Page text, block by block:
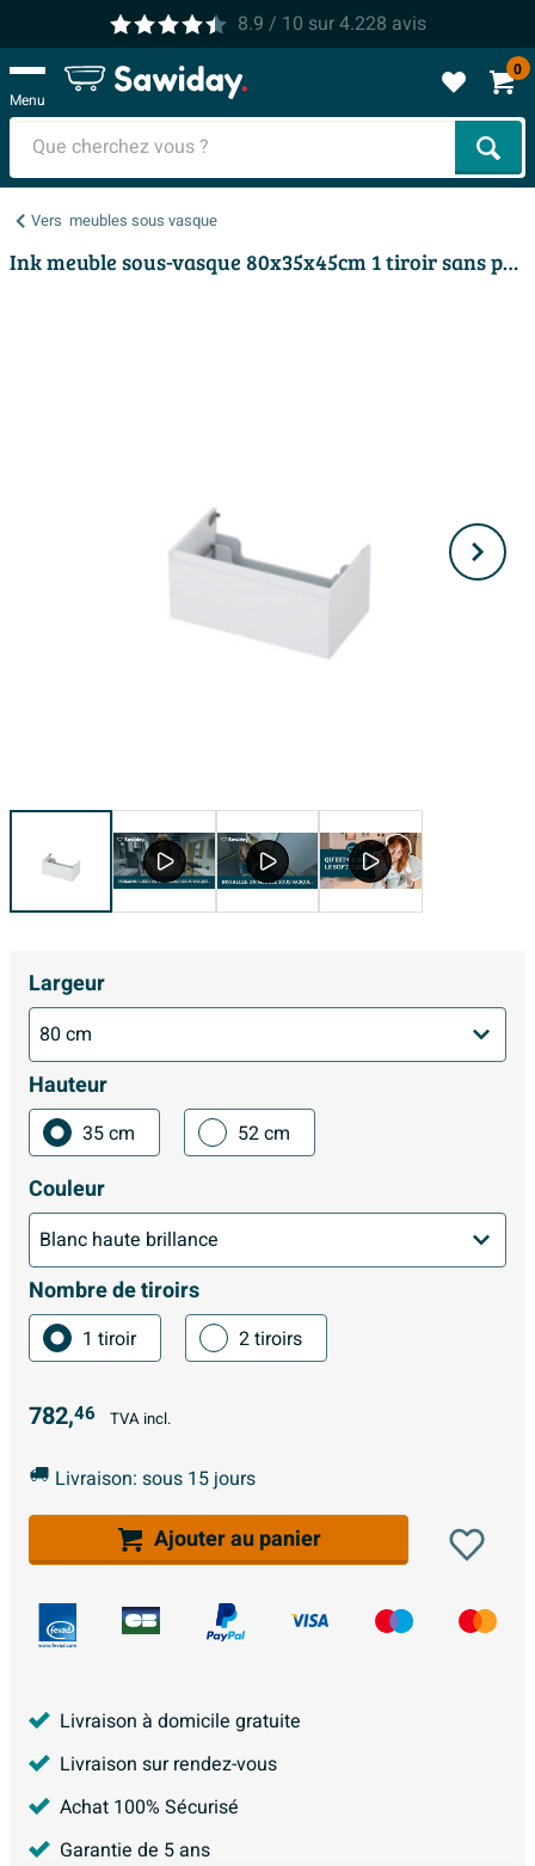
8.9 / 10 sur4.228 avis
Menu
0
Vers meubles sous vasque
Ink meuble sous-vasque 80x35x45cm 1 tiroir sans poignée laqué
Largeur
Hauteur
35 cm 52 cm
Couleur
Nombre de tiroirs
1 tiroir 2 tiroirs
782,46 TVA incl.
Livraison: sous 15 jours
Ajouter au panier
Livraison à domicile gratuite
Livraison sur rendez-vous
Achat 100% Sécurisé
Garantie de 5 ans